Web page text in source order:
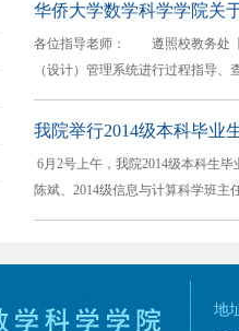
华侨大学数学科学学院关
各位指导老师： 遵照校教务处【
（设计）管理系统进行过程指导、
我院举行2014级本科毕业
6月2号上午，我院2014级本科生
陈斌、2014级信息与计算科学班主
地